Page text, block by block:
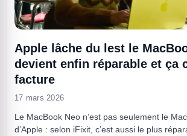
Apple lâche du lest le
devient enfin réparable et ça
facture
17 mars 2026
Le MacBook Neo n’est pas seulement le
d’Apple : selon iFixit, c’est aussi le plus